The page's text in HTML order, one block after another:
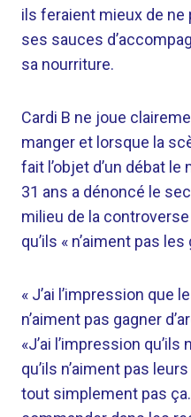
ils feraient mieux de ne
ses sauces
sa nourriture.
Cardi B ne joue
manger et lorsque la
fait l’objet d’un débat
31 ans a dénoncé le
milieu de la
qu’ils « n’aiment pas les
« J’ai l’impression que
n’aiment pas gagner
«J’ai l’impression
qu’ils n’aiment pas
tout simplement pas